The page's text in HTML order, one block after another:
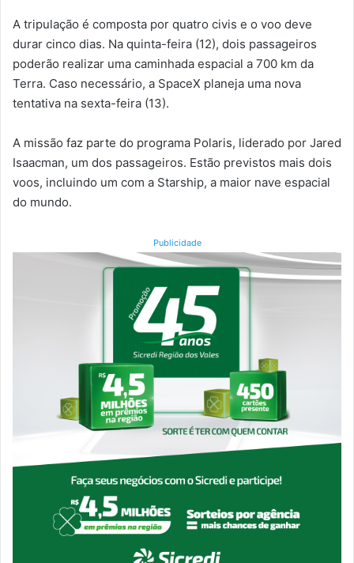
A tripulação é composta por quatro civis e o voo deve
durar cinco dias. Na quinta-feira (12), dois passageiros
poderão realizar uma caminhada espacial a 700 km da
Terra. Caso necessário, a SpaceX planeja uma nova
tentativa na sexta-feira (13).
A missão faz parte do programa Polaris, liderado por Jared
Isaacman, um dos passageiros. Estão previstos mais dois
voos, incluindo um com a Starship, a maior nave espacial
do mundo.
Publicidade